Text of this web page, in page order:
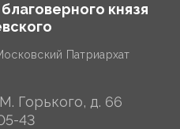
князя
Патриархат
Горького, д. 66
43